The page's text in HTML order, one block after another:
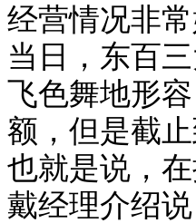
经营情况非
当日，东百
飞色舞地形
额，但是截
也就是说，
戴经理介绍